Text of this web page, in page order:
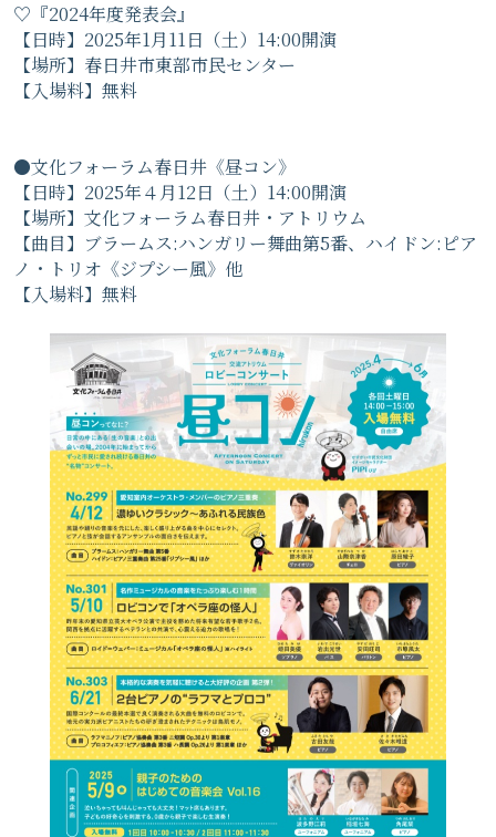
♡『2024年度発表会』
【日時】2025年1月11日（土）14:00開演
【場所】春日井市東部市民センター
【入場料】無料
●文化フォーラム春日井《昼コン》
【日時】2025年４月12日（土）14:00開演
【場所】文化フォーラム春日井・アトリウム
【曲目】ブラームス:ハンガリー舞曲第5番、ハイドン:ピア
ノ・トリオ《ジプシー風》他
【入場料】無料